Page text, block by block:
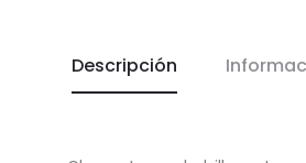
Descripción